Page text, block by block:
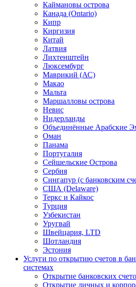
Каймановы острова
Канада (Ontario)
Кипр
Киргизия
Китай
Латвия
Лихтенштейн
Люксембург
Маврикий (АС)
Макао
Мальта
Маршалловы острова
Нeвис
Нидерланды
Объединённые Арабские
Оман
Панама
Португалия
Сейшельские Острова
Сербия
Сингапур (c банковским
США (Delaware)
Теркс и Кайкос
Турция
Узбекистан
Уругвай
Швейцария, LTD
Шотландия
Эстония
Услуги по открытию счетов в
системах
Открытие банковских
Открытие личных и